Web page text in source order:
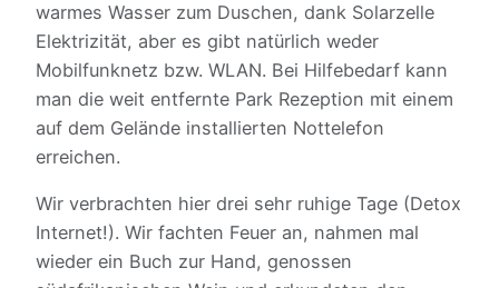
warmes Wasser zum Duschen, dank Solarzelle
Elektrizität, aber es gibt natürlich weder
Mobilfunknetz bzw. WLAN. Bei Hilfebedarf kann
man die weit entfernte Park Rezeption mit einem
auf dem Gelände installierten Nottelefon
erreichen.
Wir verbrachten hier drei sehr ruhige Tage (Detox
Internet!). Wir fachten Feuer an, nahmen mal
wieder ein Buch zur Hand, genossen